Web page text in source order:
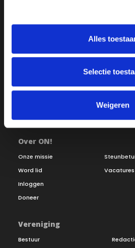
Alles
Selectie
Weigeren
Over ON!
Onze missie
Word lid
Inloggen
Doneer
Vacatures
Vereniging
Bestuur